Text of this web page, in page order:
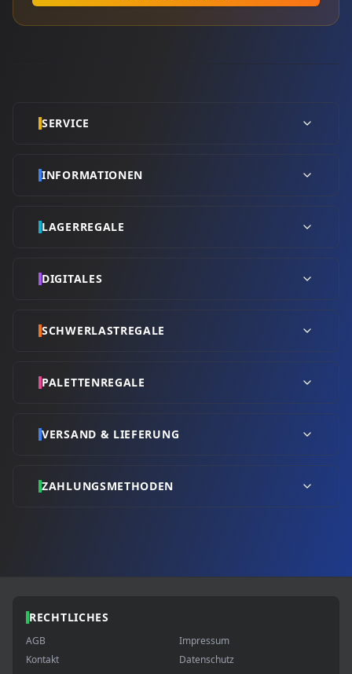
SERVICE
INFORMATIONEN
LAGERREGALE
DIGITALES
SCHWERLASTREGALE
PALETTENREGALE
VERSAND & LIEFERUNG
ZAHLUNGSMETHODEN
RECHTLICHES
AGB
Impressum
Kontakt
Datenschutz